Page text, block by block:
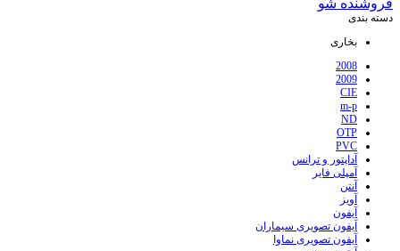
فروشنده شو
دسته بندی
بخاری
2008
2009
CIE
m-p
ND
OTP
PVC
آداپتور و ترانس
آمپلی فایر
آنتن
آویز
آیفون
آیفون تصویری سیماران
آیفون تصویری نماوا